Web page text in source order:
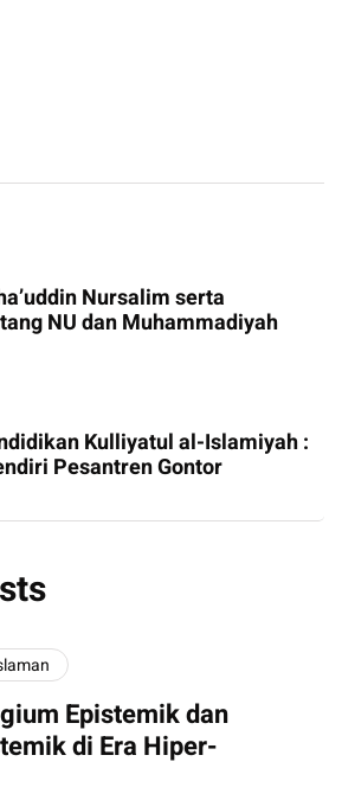
Nursalim serta
NU dan Muhammadiyah
Kulliyatul al-Islamiyah :
Pesantren Gontor
Epistemik dan
di Era Hiper-